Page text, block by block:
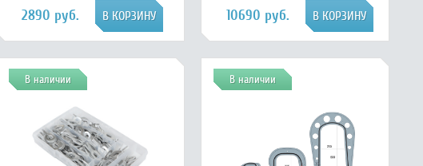
2890 руб. 10690 руб.
В наличии В наличии